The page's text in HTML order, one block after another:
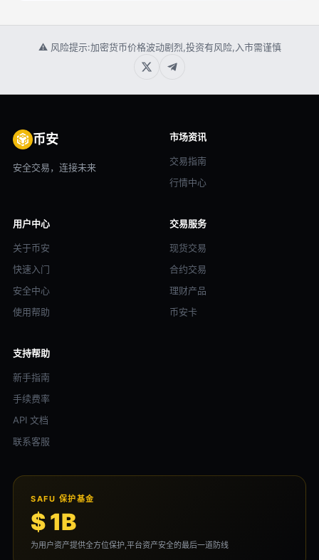
⚠ 风险提示:加密货币价格波动剧烈,投资有风险,入市需谨慎
币安
安全交易，连接未来
市场资讯
交易指南
行情中心
用户中心
关于币安
快速入门
安全中心
使用帮助
交易服务
现货交易
合约交易
理财产品
币安卡
支持帮助
新手指南
手续费率
API 文档
联系客服
SAFU 保护基金
$ 1B
为用户资产提供全方位保护,平台资产安全的最后一道防线